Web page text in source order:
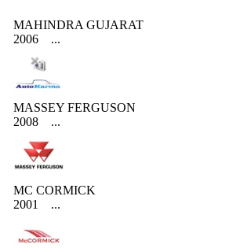
MAHINDRA GUJARAT
2006
...
MASSEY FERGUSON
2008
...
MC CORMICK
2001
...